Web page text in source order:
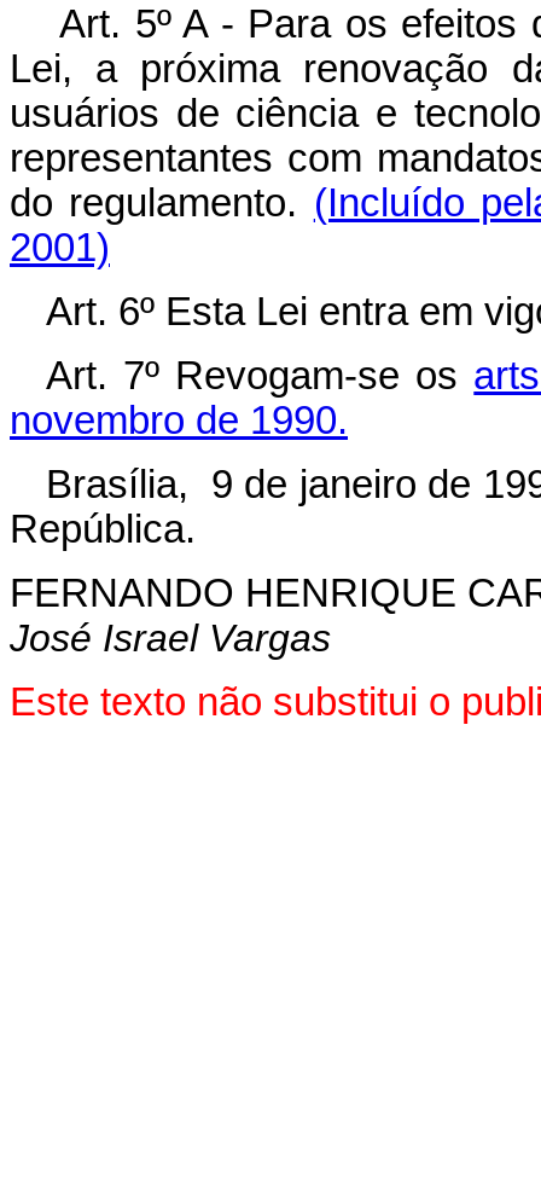
Art. 5º A - Para os efeitos
Lei, a próxima renovação
usuários de ciência e
representantes com
do regulamento. (Incluído
2001)
Art. 6º Esta Lei entra em
Art. 7º Revogam-se os
novembro de 1990.
Brasília, 9 de janeiro de
República.
FERNANDO HENRIQUE
José Israel Vargas
Este texto não substitui o